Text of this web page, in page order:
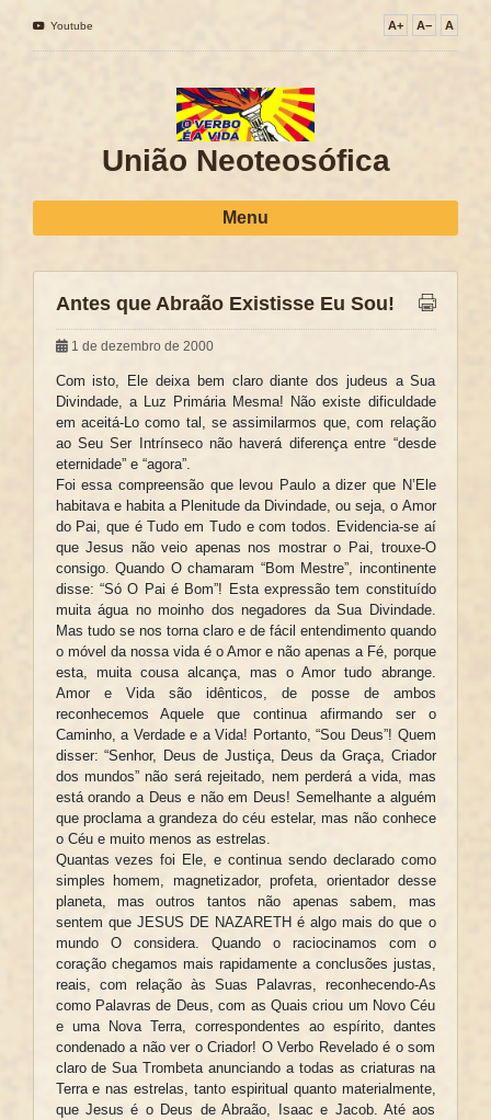
Youtube A+ A− A
União Neoteosófica
Menu
Antes que Abraão Existisse Eu Sou!
1 de dezembro de 2000
Com isto, Ele deixa bem claro diante dos judeus a Sua
Divindade, a Luz Primária Mesma! Não existe dificuldade
em aceitá-Lo como tal, se assimilarmos que, com relação
ao Seu Ser Intrínseco não haverá diferença entre “desde
eternidade” e “agora”.
Foi essa compreensão que levou Paulo a dizer que N’Ele
habitava e habita a Plenitude da Divindade, ou seja, o Amor
do Pai, que é Tudo em Tudo e com todos. Evidencia-se aí
que Jesus não veio apenas nos mostrar o Pai, trouxe-O
consigo. Quando O chamaram “Bom Mestre”, incontinente
disse: “Só O Pai é Bom”! Esta expressão tem constituído
muita água no moinho dos negadores da Sua Divindade.
Mas tudo se nos torna claro e de fácil entendimento quando
o móvel da nossa vida é o Amor e não apenas a Fé, porque
esta, muita cousa alcança, mas o Amor tudo abrange.
Amor e Vida são idênticos, de posse de ambos
reconhecemos Aquele que continua afirmando ser o
Caminho, a Verdade e a Vida! Portanto, “Sou Deus”! Quem
disser: “Senhor, Deus de Justiça, Deus da Graça, Criador
dos mundos” não será rejeitado, nem perderá a vida, mas
está orando a Deus e não em Deus! Semelhante a alguém
que proclama a grandeza do céu estelar, mas não conhece
o Céu e muito menos as estrelas.
Quantas vezes foi Ele, e continua sendo declarado como
simples homem, magnetizador, profeta, orientador desse
planeta, mas outros tantos não apenas sabem, mas
sentem que JESUS DE NAZARETH é algo mais do que o
mundo O considera. Quando o raciocinamos com o
coração chegamos mais rapidamente a conclusões justas,
reais, com relação às Suas Palavras, reconhecendo-As
como Palavras de Deus, com as Quais criou um Novo Céu
e uma Nova Terra, correspondentes ao espírito, dantes
condenado a não ver o Criador! O Verbo Revelado é o som
claro de Sua Trombeta anunciando a todas as criaturas na
Terra e nas estrelas, tanto espiritual quanto materialmente,
que Jesus é o Deus de Abraão, Isaac e Jacob. Até aos